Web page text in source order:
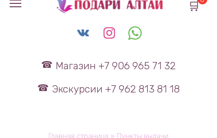
Магазин +7 906 965 71 32
Экскурсии +7 962 813 81 18
Главная страница » Пункты выдачи